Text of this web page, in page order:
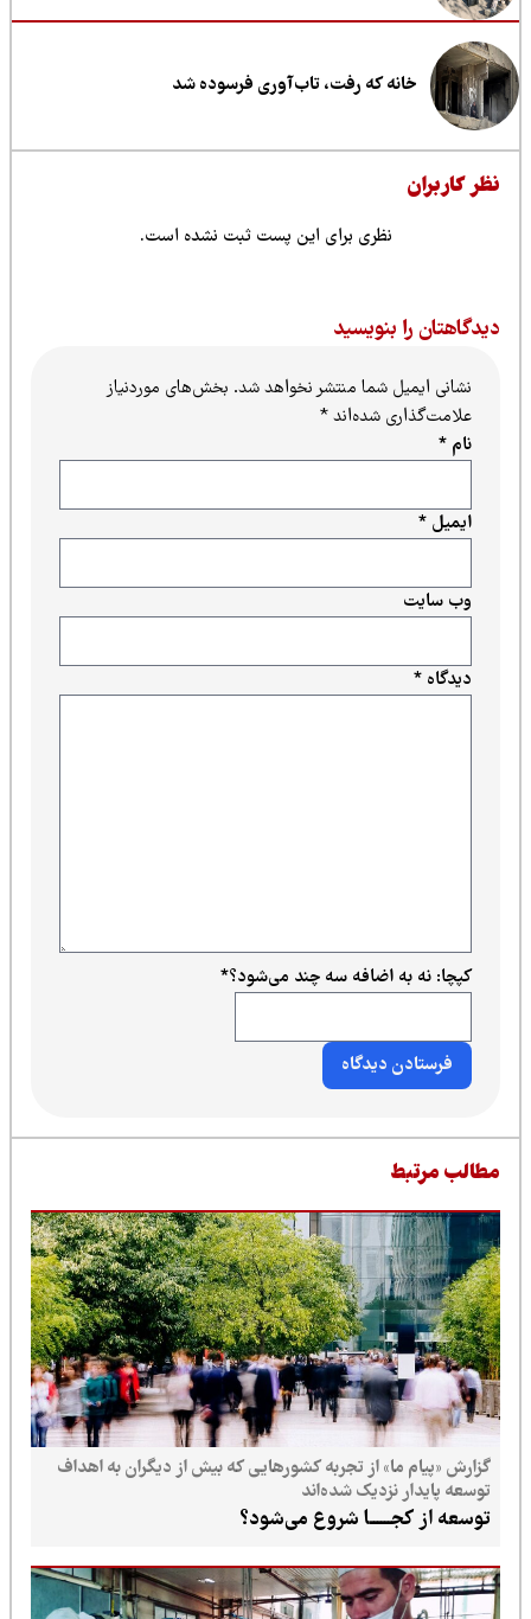
خانه که رفت، تاب‌آوری فرسوده شد
کاربران
نظری برای این پست ثبت نشده است.
را بنویسید
نشانی ایمیل شما منتشر نخواهد شد.بخش‌های موردنیاز
علامت‌گذاری شده‌اند*
دیدگاه*
ایمیل*
وب‌ سایت
کپچا: نه به اضافه سه چند می‌شود؟*
مرتبط
گزارش «پیام ما» از تجربه کشورهایی که بیش از دیگران به اهداف
توسعه پایدار نزدیک شده‌اند
توسعه از کجــــــا شروع می‌شود؟